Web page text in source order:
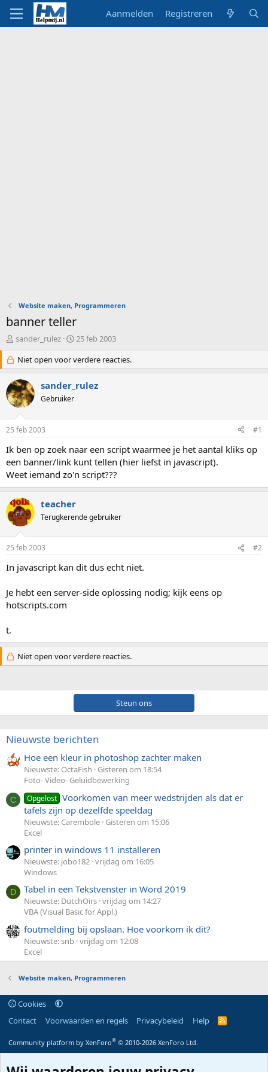
Aanmelden Registreren
Website maken, Programmeren
banner teller
O
d
e
r
w
e
p
s
t
a
r
t
e
r
sander_rulez
S
a
r
d
m
25 feb 2003
Niet open voor verdere reacties.
sander_rulez
Gebruiker
25 feb 2003 #1
Ik ben op zoek naar een script waarmee je het aantal kliks op
een banner/link kunt tellen (hier liefst in javascript).
Weet iemand zo'n script???
teacher
Terugkerende gebruiker
25 feb 2003 #2
In javascript kan dit dus echt niet.
Je hebt een server-side oplossing nodig; kijk eens op
hotscripts.com
t.
Niet open voor verdere reacties.
Steun ons
Nieuwste berichten
Hoe een kleur in photoshop zachter maken
Nieuwste: OctaFish
Gisteren om 18:54
Foto- Video- Geluidbewerking
C Opgelost Voorkomen van meer wedstrijden als dat er
tafels zijn op dezelfde speeldag
Nieuwste: Carembole Gisteren om 15:06
Excel
printer in windows 11 installeren
Nieuwste: jobo182 vrijdag om 16:05
Windows
D Tabel in een Tekstvenster in Word 2019
Nieuwste: DutchOirs vrijdag om 14:27
VBA (Visual Basic for Appl.)
foutmelding bij opslaan. Hoe voorkom ik dit?
Nieuwste: snb vrijdag om 12:08
Excel
Website maken, Programmeren
Cookies
Contact
Voorwaarden en regels Privacybeleid Help
R
S
Community platform by XenForo® © 2010-2026 XenForo Ltd.